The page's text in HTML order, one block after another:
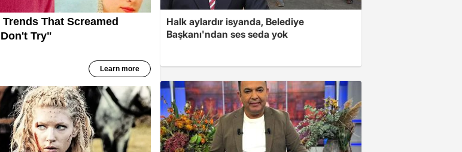
Halk aylardır isyanda, Belediye
Başkanı'ndan ses seda yok